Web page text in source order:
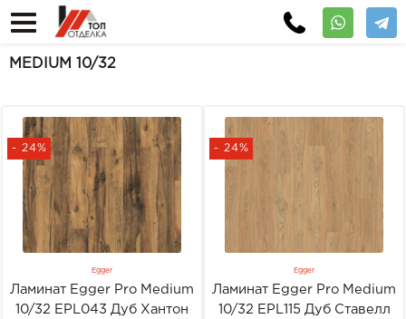
MEDIUM 10/32
- 24%
Egger
Ламинат Egger Pro Medium
10/32 EPL043 Дуб Хантон
- 24%
Egger
Ламинат Egger Pro Medium
10/32 EPL115 Дуб Ставелл